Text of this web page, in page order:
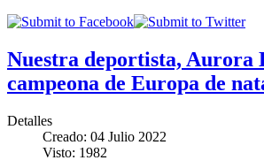
Nuestra deportista, Aurora
campeona de Europa de
Detalles
Creado: 04 Julio 2022
Visto: 1982